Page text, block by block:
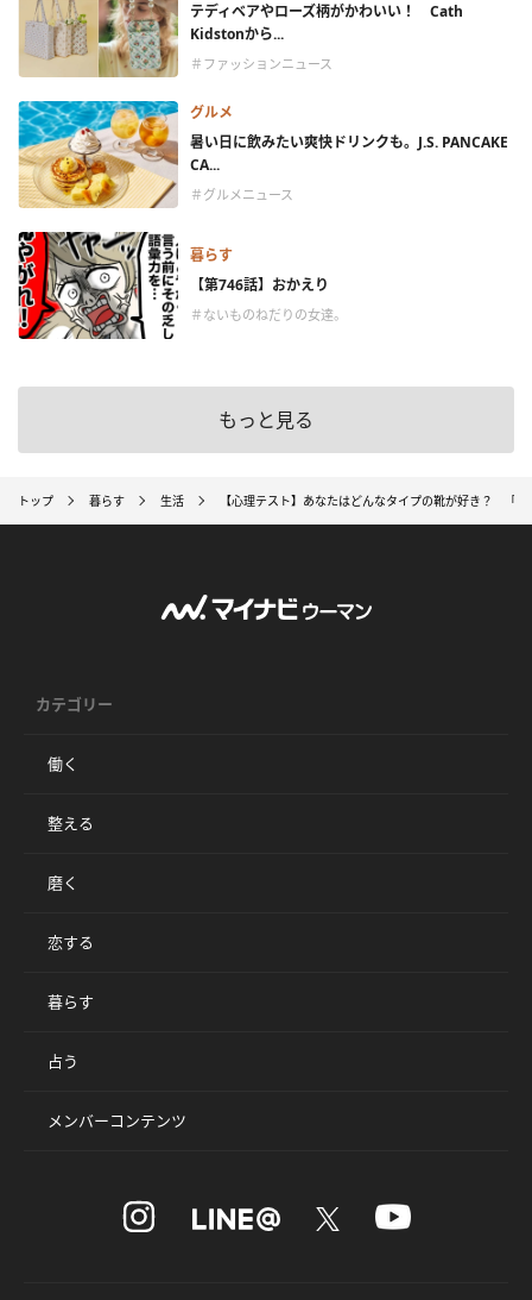
テディベアやローズ柄がかわいい！ Cath
Kidstonから...
＃ファッションニュース
グルメ
暑い日に飲みたい爽快ドリンクも。J.S. PANCAKE
CA...
＃グルメニュース
暮らす
【第746話】おかえり
＃ないものねだりの女達。
もっと見る
トップ 暮らす 生活 【心理テスト】あなたはどんなタイプの靴が好き？ 「
カテゴリー
働く
整える
磨く
恋する
暮らす
占う
メンバーコンテンツ